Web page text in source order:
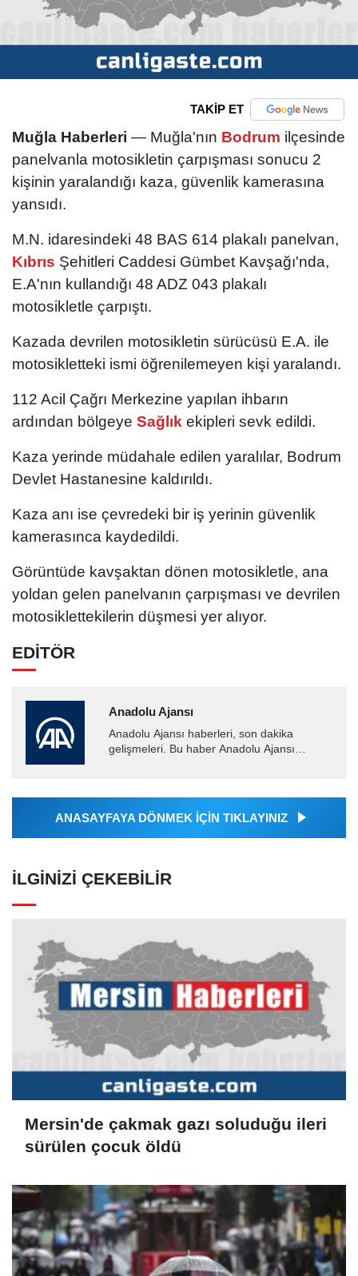
TAKİP ET
Muğla Haberleri — Muğla'nın Bodrum ilçesinde
panelvanla motosikletin çarpışması sonucu 2
kişinin yaralandığı kaza, güvenlik kamerasına
yansıdı.
M.N. idaresindeki 48 BAS 614 plakalı panelvan,
Kıbrıs Şehitleri Caddesi Gümbet Kavşağı'nda,
E.A'nın kullandığı 48 ADZ 043 plakalı
motosikletle çarpıştı.
Kazada devrilen motosikletin sürücüsü E.A. ile
motosikletteki ismi öğrenilemeyen kişi yaralandı.
112 Acil Çağrı Merkezine yapılan ihbarın
ardından bölgeye Sağlık ekipleri sevk edildi.
Kaza yerinde müdahale edilen yaralılar, Bodrum
Devlet Hastanesine kaldırıldı.
Kaza anı ise çevredeki bir iş yerinin güvenlik
kamerasınca kaydedildi.
Görüntüde kavşaktan dönen motosikletle, ana
yoldan gelen panelvanın çarpışması ve devrilen
motosiklettekilerin düşmesi yer alıyor.
EDİTÖR
Anadolu Ajansı
Anadolu Ajansı haberleri, son dakika
gelişmeleri. Bu haber Anadolu Ajansı
tarafından geçilen tüm...
ANASAYFAYA DÖNMEK İÇİN TIKLAYINIZ
İLGINIZI ÇEKEBILIR
Mersin'de çakmak gazı soluduğu ileri
sürülen çocuk öldü